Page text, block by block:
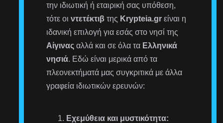
την ιδιωτική ή εταιρική σας υπόθεση,
τότε οιντετέκτιβ της Krypteia.gr είναι η
ιδανική επιλογή για εσάς στο νησί της
Αίγινας αλλά και σε όλα τα Ελληνικά
νησιά. Εδώ είναι μερικά από τα
πλεονεκτήματά μας συγκριτικά με άλλα
γραφεία ιδιωτικών ερευνών:
Εχεμύθεια και μυστικότητα: